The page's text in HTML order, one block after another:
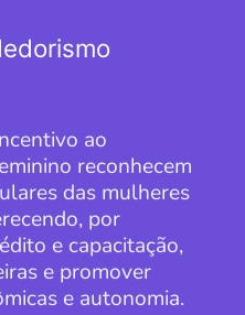
ao
reconhecem
das mulheres
por
e capacitação,
e promover
e autonomia.